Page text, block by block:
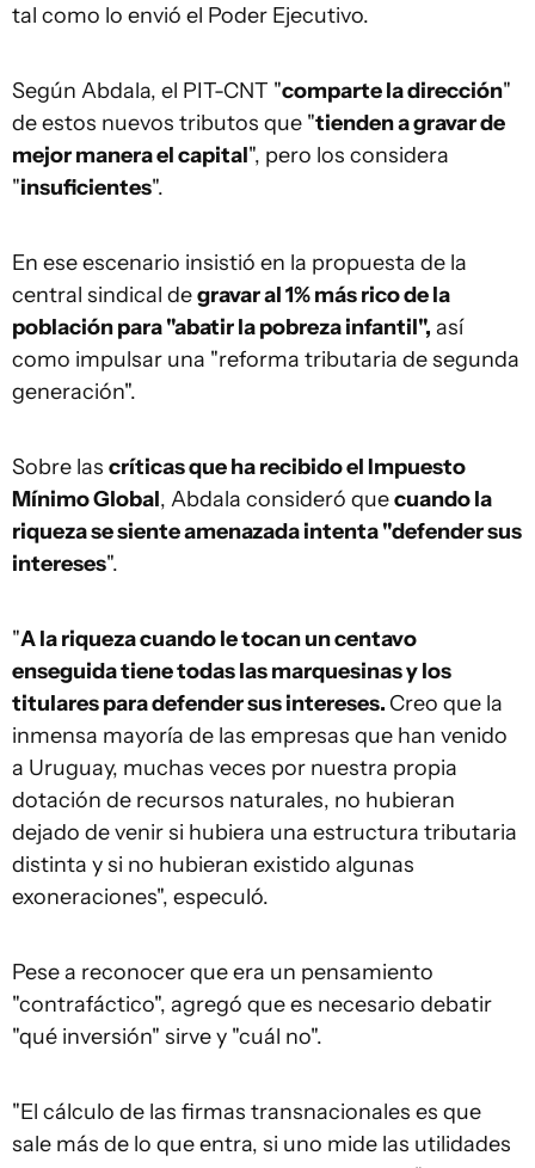
tal como lo envió el Poder Ejecutivo.
Según Abdala, el PIT-CNT "comparte la dirección"
de estos nuevos tributos que "tienden a gravar de
mejor manera el capital", pero los considera
"insuficientes".
En ese escenario insistió en la propuesta de la
central sindical degravar al 1% más rico de la
población para "abatir la pobreza infantil", así
como impulsar una "reforma tributaria de segunda
generación".
Sobre las críticas que ha recibido el Impuesto
Mínimo Global, Abdala consideró quecuando la
riqueza se siente amenazada intenta "defender sus
intereses".
"A la riqueza cuando le tocan un centavo
enseguida tiene todas las marquesinas y los
titulares para defender sus intereses. Creo que la
inmensa mayoría de las empresas que han venido
a Uruguay, muchas veces por nuestra propia
dotación de recursos naturales, no hubieran
dejado de venir si hubiera una estructura tributaria
distinta y si no hubieran existido algunas
exoneraciones", especuló.
Pese a reconocer que era un pensamiento
"contrafáctico", agregó que es necesario debatir
"qué inversión" sirve y "cuál no".
"El cálculo de las firmas transnacionales es que
sale más de lo que entra, si uno mide las utilidades